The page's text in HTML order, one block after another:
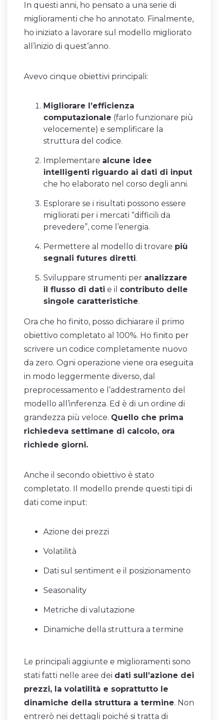
In questi anni, ho pensato a una serie di
miglioramenti che ho annotato. Finalmente,
ho iniziato a lavorare sul modello migliorato
all’inizio di quest’anno.
Avevo cinque obiettivi principali:
Migliorare l’efficienza
computazionale (farlo funzionare più
velocemente) e semplificare la
struttura del codice.
Implementare alcune idee
intelligenti riguardo ai dati di input
che ho elaborato nel corso degli anni.
Esplorare se i risultati possono essere
migliorati per i mercati “difficili da
prevedere”, come l’energia.
Permettere al modello di trovare più
segnali futures diretti.
Sviluppare strumenti per analizzare
il flusso di dati e il contributo delle
singole caratteristiche.
Ora che ho finito, posso dichiarare il primo
obiettivo completato al 100%. Ho finito per
scrivere un codice completamente nuovo
da zero. Ogni operazione viene ora eseguita
in modo leggermente diverso, dal
preprocessamento e l’addestramento del
modello all’inferenza. Ed è di un ordine di
grandezza più veloce. Quello che prima
richiedeva settimane di calcolo, ora
richiede giorni.
Anche il secondo obiettivo è stato
completato. Il modello prende questi tipi di
dati come input:
Azione dei prezzi
Volatilità
Dati sul sentiment e il posizionamento
Seasonality
Metriche di valutazione
Dinamiche della struttura a termine
Le principali aggiunte e miglioramenti sono
stati fatti nelle aree dei dati sull’azione dei
prezzi, la volatilità e soprattutto le
dinamiche della struttura a termine. Non
entrerò nei dettagli poiché si tratta di